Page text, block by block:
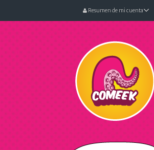
Resumen de mi cuenta